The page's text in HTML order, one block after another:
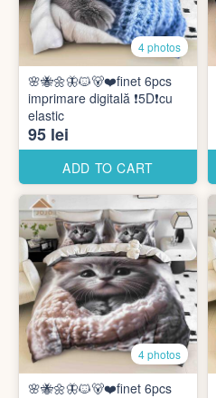
4 photos
🌸🐝🌼🦋🐱🐻❤️finet 6pcs
imprimare digitală ❗️5D❗️cu
elastic
95 lei
ADD TO CART
4 photos
🌸🐝🌼🦋🐱🐻❤️finet 6pcs